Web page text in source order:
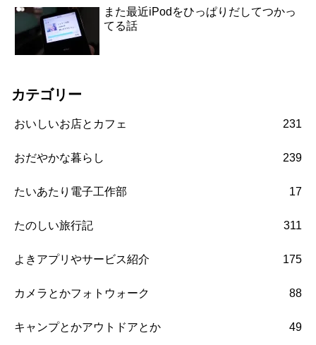
また最近iPodをひっぱりだしてつかっ
てる話
カテゴリー
おいしいお店とカフェ 231
おだやかな暮らし 239
たいあたり電子工作部 17
たのしい旅行記 311
よきアプリやサービス紹介 175
カメラとかフォトウォーク 88
キャンプとかアウトドアとか 49